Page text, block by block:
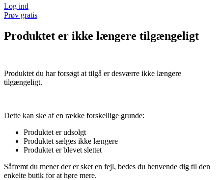
Log ind
Prøv gratis
Produktet er ikke længere tilgængeligt
Produktet du har forsøgt at tilgå er desværre ikke længere
tilgængeligt.
Dette kan ske af en række forskellige grunde:
Produktet er udsolgt
Produktet sælges ikke længere
Produktet er blevet slettet
Såfremt du mener der er sket en fejl, bedes du henvende dig til den
enkelte butik for at høre mere.